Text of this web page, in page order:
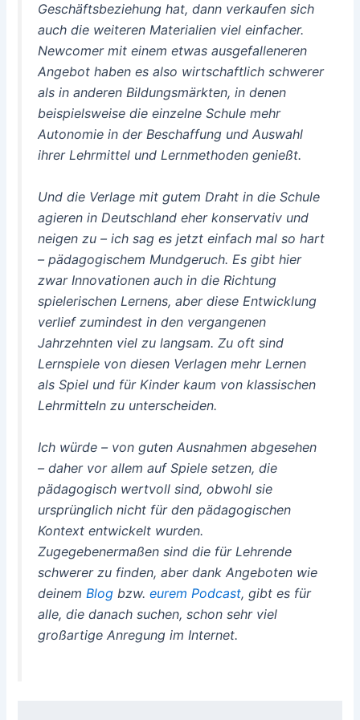
Geschäftsbeziehung hat, dann verkaufen sich
auch die weiteren Materialien viel einfacher.
Newcomer mit einem etwas ausgefalleneren
Angebot haben es also wirtschaftlich schwerer
als in anderen Bildungsmärkten, in denen
beispielsweise die einzelne Schule mehr
Autonomie in der Beschaffung und Auswahl
ihrer Lehrmittel und Lernmethoden genießt.
Und die Verlage mit gutem Draht in die Schule
agieren in Deutschland eher konservativ und
neigen zu – ich sag es jetzt einfach mal so hart
– pädagogischem Mundgeruch. Es gibt hier
zwar Innovationen auch in die Richtung
spielerischen Lernens, aber diese Entwicklung
verlief zumindest in den vergangenen
Jahrzehnten viel zu langsam. Zu oft sind
Lernspiele von diesen Verlagen mehr Lernen
als Spiel und für Kinder kaum von klassischen
Lehrmitteln zu unterscheiden.
Ich würde – von guten Ausnahmen abgesehen
– daher vor allem auf Spiele setzen, die
pädagogisch wertvoll sind, obwohl sie
ursprünglich nicht für den pädagogischen
Kontext entwickelt wurden.
Zugegebenermaßen sind die für Lehrende
schwerer zu finden, aber dank Angeboten wie
deinem Blog bzw.eurem Podcast, gibt es für
alle, die danach suchen, schon sehr viel
großartige Anregung im Internet.